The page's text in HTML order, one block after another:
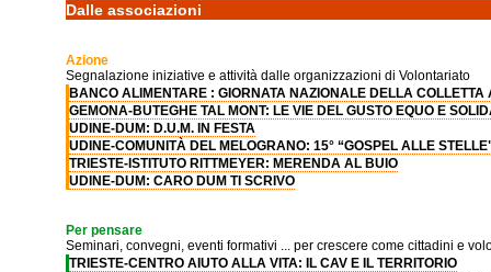
Dalle associazioni
Azione
Segnalazione iniziative e attività dalle organizzazioni di Volontariato
BANCO ALIMENTARE : GIORNATA NAZIONALE DELLA COLLETTA
GEMONA-BUTEGHE TAL MONT: LE VIE DEL GUSTO EQUO E
UDINE-DUM: D.U.M. IN FESTA
UDINE-COMUNITÀ DEL MELOGRANO: 15° “GOSPEL ALLE
TRIESTE-ISTITUTO RITTMEYER: MERENDA AL BUIO
UDINE-DUM: CARO DUM TI SCRIVO
Per pensare
Seminari, convegni, eventi formativi ... per crescere come cittadini e
TRIESTE-CENTRO AIUTO ALLA VITA: IL CAV E IL TERRITORIO